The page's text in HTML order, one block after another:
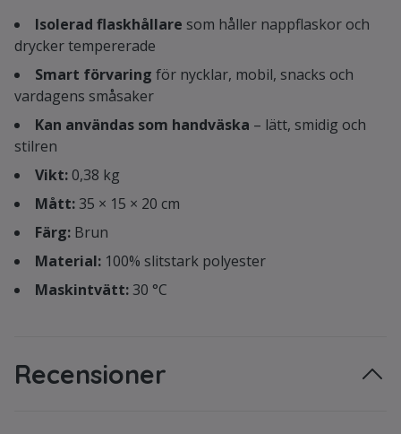
Isolerad flaskhållare som håller nappflaskor och
drycker tempererade
Smart förvaring för nycklar, mobil, snacks och
vardagens småsaker
Kan användas som handväska – lätt, smidig och
stilren
Vikt:0,38 kg
Mått: 35 × 15 × 20 cm
Färg: Brun
Material: 100% slitstark polyester
Maskintvätt: 30 °C
Recensioner